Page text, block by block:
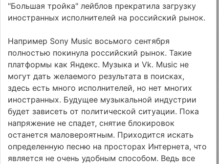
"Большая тройка" лейблов прекратила загрузку
иностранных исполнителей на российский рынок.
Например Sony Music восьмого сентября
полностью покинула российский рынок. Такие
платформы как Яндекс. Музыка и Vk. Music не
могут дать желаемого результата в поисках,
здесь есть много исполнителей, но нет многих
иностранных. Будущее музыкальной индустрии
будет зависеть от политической ситуации. Пока
напряжение не спадет, снятие блокировок
останется маловероятным. Приходится искать
определенную песню на просторах Интернета, что
является не очень удобным способом. Ведь все